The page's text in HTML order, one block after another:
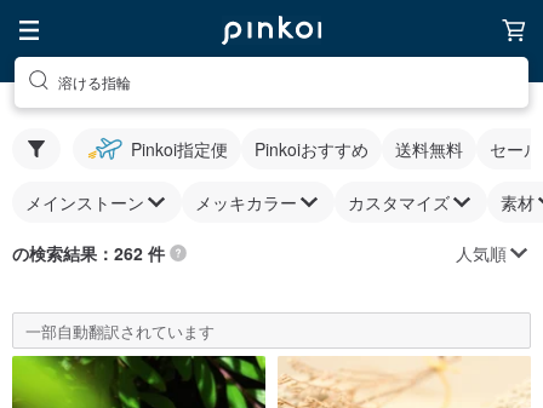
溶ける指輪
Pinkoi指定便 Pinkoiおすすめ 送料無料 セー
メインストーン メッキカラー カスタマイズ 素材
の検索結果：262 件 人気順
一部自動翻訳されています